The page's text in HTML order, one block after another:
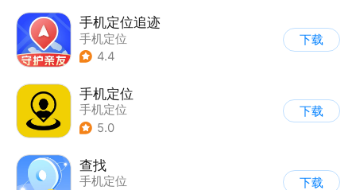
手机定位追迹
手机定位
4.4
下载
手机定位
手机定位
5.0
下载
查找
手机定位
下载